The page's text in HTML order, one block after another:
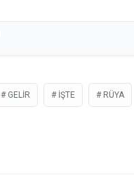
GELIR İŞTE RÜYA